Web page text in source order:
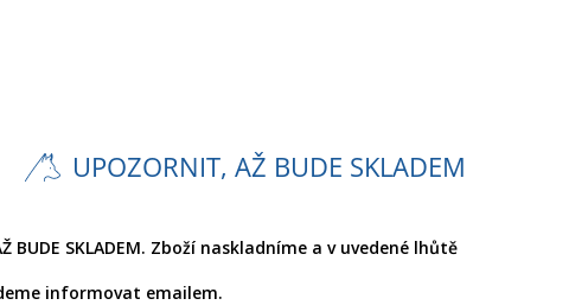
UPOZORNIT, AŽ BUDE SKLADEM
BUDE SKLADEM. Zboží naskladníme a v uvedené lhůtě
informovat emailem.